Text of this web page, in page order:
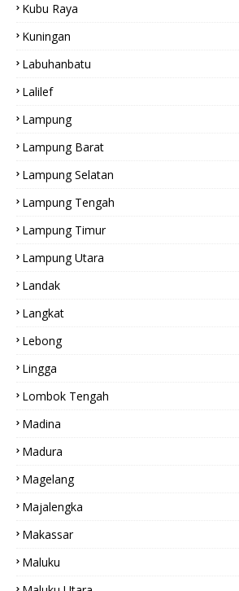
Kubu Raya
Kuningan
Labuhanbatu
Lalilef
Lampung
Lampung Barat
Lampung Selatan
Lampung Tengah
Lampung Timur
Lampung Utara
Landak
Langkat
Lebong
Lingga
Lombok Tengah
Madina
Madura
Magelang
Majalengka
Makassar
Maluku